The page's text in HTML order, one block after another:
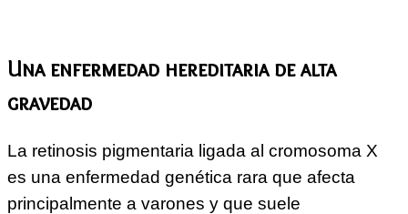
Una enfermedad hereditaria de alta
gravedad
La retinosis pigmentaria ligada al cromosoma X
es una enfermedad genética rara que afecta
principalmente a varones y que suele